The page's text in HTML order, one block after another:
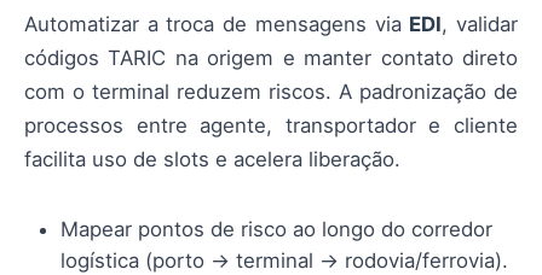
Automatizar a troca de mensagens via EDI, validar
códigos TARIC na origem e manter contato direto
com o terminal reduzem riscos. A padronização de
processos entre agente, transportador e cliente
facilita uso de slots e acelera liberação.
Mapear pontos de risco ao longo do corredor
logística (porto → terminal → rodovia/ferrovia).